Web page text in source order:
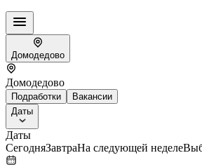
Домодедово
Домодедово
Подработки
Вакансии
Даты
Даты
СегодняЗавтраНа следующей неделе